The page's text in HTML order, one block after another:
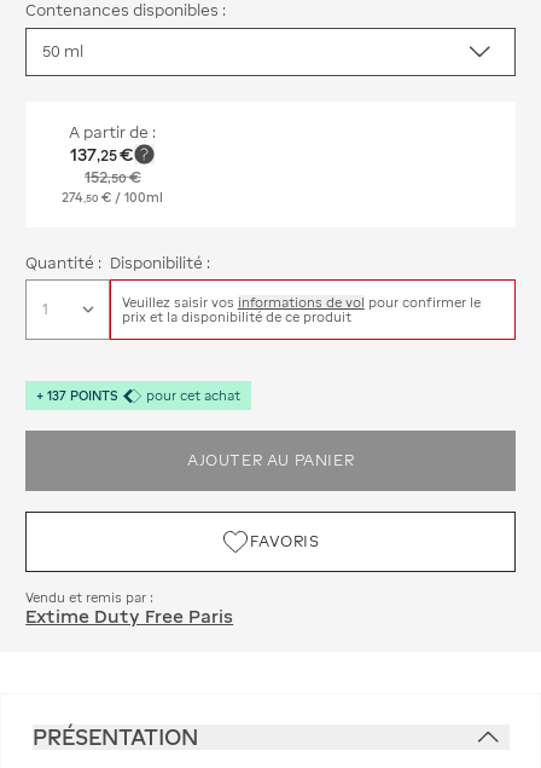
Contenances disponibles :
A partir de :
137,25€
152,50€
274 50 € / 100ml
Quantité : Disponibilité :
Veuillez saisir vos informations de vol pour confirmer le
prix et la disponibilité de ce produit
+ 137 POINTS pour cet achat
AJOUTER AU PANIER
FAVORIS
Vendu et remis par :
Extime Duty Free Paris
PRÉSENTATION